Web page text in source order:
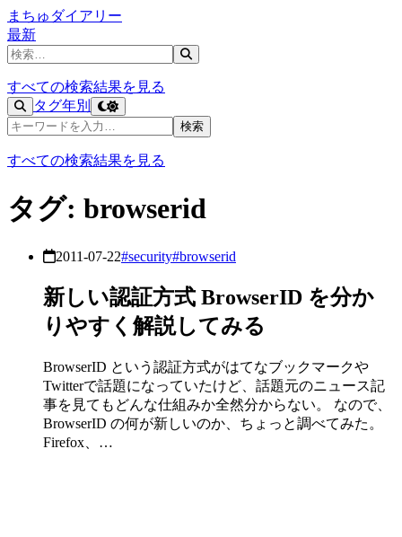
まちゅダイアリー
最新
記事を検索
すべての検索結果を見る
タグ年別
記事を検索
検索
すべての検索結果を見る
タグ: browserid
2011-07-22#security#browserid
新しい認証方式 BrowserID を分か
りやすく解説してみる
BrowserID という認証方式がはてなブックマークや
Twitterで話題になっていたけど、話題元のニュース記
事を見てもどんな仕組みか全然分からない。 なので、
BrowserID の何が新しいのか、ちょっと調べてみた。
Firefox、…